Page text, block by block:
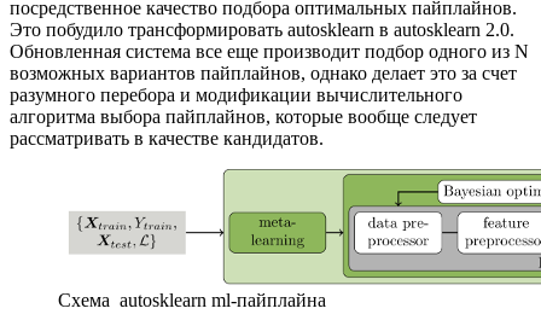
посредственное качество подбора оптимальных пайплайнов.
Это побудило трансформировать autosklearn в autosklearn 2.0.
Обновленная система все еще производит подбор одного из N
возможных вариантов пайплайнов, однако делает это за счет
разумного перебора и модификации вычислительного
алгоритма выбора пайплайнов, которые вообще следует
рассматривать в качестве кандидатов.
Схема autosklearn ml-пайплайна